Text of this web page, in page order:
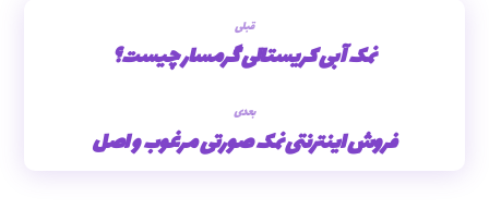
قبلی
نمک آبی کریستالی گرمسار چیست؟
بعدی
فروش اینترنتی نمک صورتی مرغوب و اصل